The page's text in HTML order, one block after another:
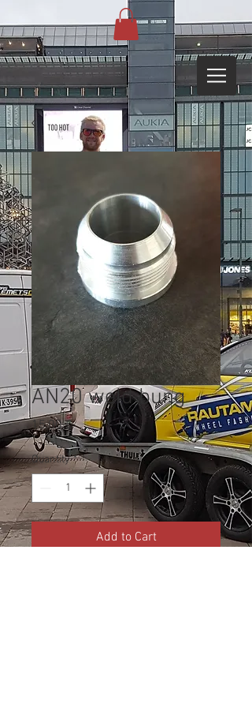
AN20 weld bung
15,00 €Price
Quantity *
Add to Cart